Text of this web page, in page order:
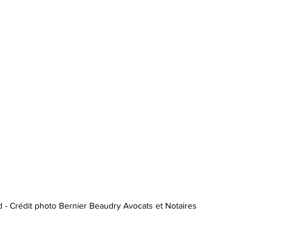
- Crédit photo Bernier Beaudry Avocats et Notaires